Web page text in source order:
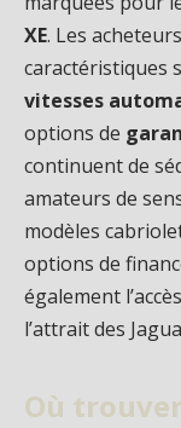
XE. Les
caractéristiques
vitesses
options de
continuent de
amateurs de
modèles
options de
également
l’attrait des
Où